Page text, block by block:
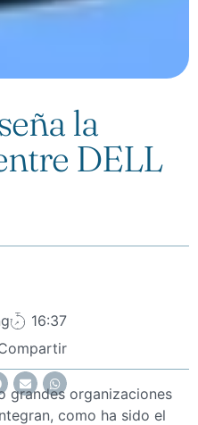
la
DELL
16:37
grandes organizaciones
como ha sido el